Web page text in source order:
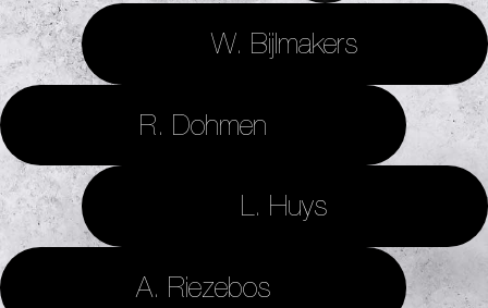
W. Bijlmakers
R. Dohmen
L. Huys
A. Riezebos